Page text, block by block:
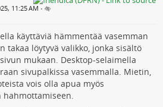
11:25 AM •
käyttäviä hämmentää vasemman
takaa löytyvä valikko, jonka sisältö
mukaan. Desktop-selaimella
sivupalkissa vasemmalla. Mietin,
vois olla apua myös